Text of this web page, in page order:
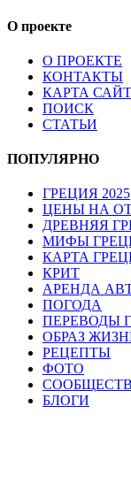
О проекте
О ПРОЕКТЕ
КОНТАКТЫ
КАРТА
ПОИСК
СТАТЬИ
ПОПУЛЯРНО
ГРЕЦИЯ 2025
ЦЕНЫ НА
ДРЕВНЯЯ
МИФЫ
КАРТА
КРИТ
АРЕНДА
ПОГОДА
ПЕРЕВОДЫ
ОБРАЗ
РЕЦЕПТЫ
ФОТО
БЛОГИ